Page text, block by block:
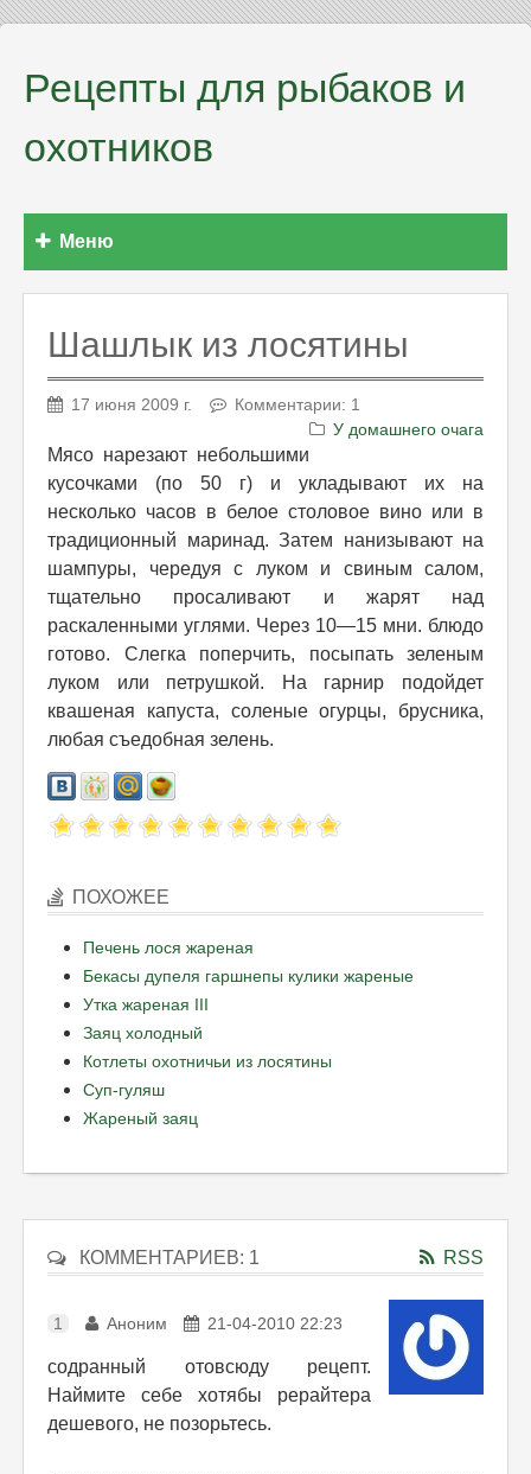
Рецепты для рыбаков и
охотников
Меню
Шашлык из лосятины
17 июня 2009 г.
Комментарии: 1
У домашнего очага
Мясо нарезают небольшими
кусочками (по 50 г) и укладывают их на
несколько часов в белое столовое вино или в
традиционный маринад. Затем нанизывают на
шампуры, чередуя с луком и свиным салом,
тщательно просаливают и жарят над
раскаленными углями. Через 10—15 мни. блюдо
готово. Слегка поперчить, посыпать зеленым
луком или петрушкой. На гарнир подойдет
квашеная капуста, соленые огурцы, брусника,
любая съедобная зелень.
ПОХОЖЕЕ
Печень лося жареная
Бекасы дупеля гаршнепы кулики жареные
Утка жареная III
Заяц холодный
Котлеты охотничьи из лосятины
Суп-гуляш
Жареный заяц
КОММЕНТАРИЕВ: 1 RSS
1 Аноним 21-04-2010 22:23
содранный отовсюду рецепт.
Наймите себе хотябы рерайтера
дешевого, не позорьтесь.